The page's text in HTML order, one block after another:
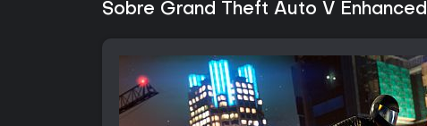
Sobre Grand Theft Auto V Enhanced